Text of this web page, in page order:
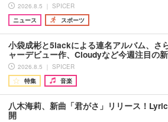
2026.8.5 ｜ SPICER
ニュース
スポーツ
小袋成彬と5lackによる連名アルバム、さ
ャーデビュー作、Cloudyなど今週注目の
2026.8.5 ｜ SPICER
特集
音楽
八木海莉、新曲「君がさ」リリース！
開